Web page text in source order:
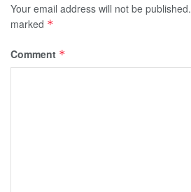
Your email address will not be published.
marked *
Comment *